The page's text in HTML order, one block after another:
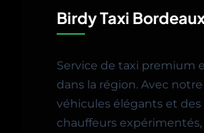
Birdy Taxi
Service de taxi premium
dans la région. Avec
véhicules élégants et des
chauffeurs